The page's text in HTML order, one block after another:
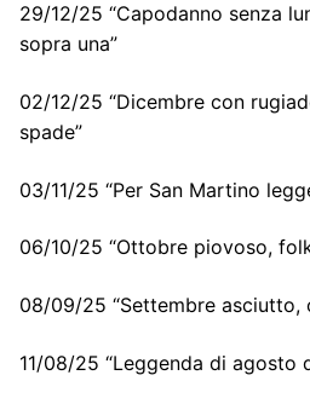
29/12/25 “Capodanno senza
sopra una”
02/12/25 “Dicembre con
spade”
03/11/25 “Per San Martino
06/10/25 “Ottobre piovoso,
08/09/25 “Settembre asciutto,
11/08/25 “Leggenda di agosto